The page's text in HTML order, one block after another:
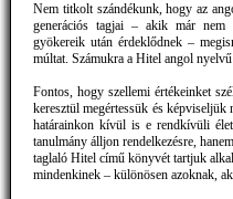
Nem titkolt szándékunk, hogy az
generációs tagjai – akik már nem
gyökereik után érdeklődnek –
múltat. Számukra a Hitel angol
Fontos, hogy szellemi értékeinket
keresztül megértessük és képviseljük
határainkon kívül is e rendkívüli
tanulmány álljon rendelkezésre,
taglaló Hitel című könyvét tartjuk
mindenkinek – különösen azoknak,